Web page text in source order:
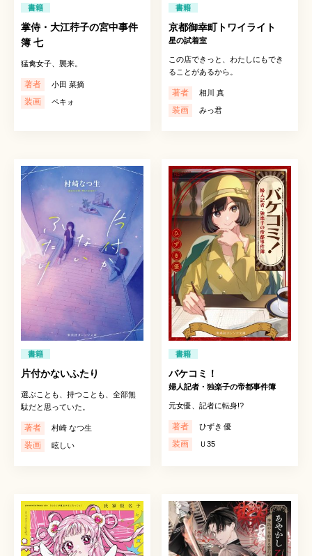
書籍
掌侍・大江荇子の宮中事件
簿 七
猛禽女子、襲来。
著者 小田 菜摘
装画 ペキォ
書籍
京都御幸町トワイライト
星の試着室
この店できっと、わたしにもでき
ることがあるから。
著者 相川 真
装画 みっ君
書籍
片付かないふたり
選ぶことも、持つことも、全部無
駄だと思っていた。
著者 村崎 なつ生
装画 眩しい
書籍
バケコミ！
婦人記者・独楽子の帝都事件簿
元女優、記者に転身!?
著者 ひずき 優
装画 Ｕ35